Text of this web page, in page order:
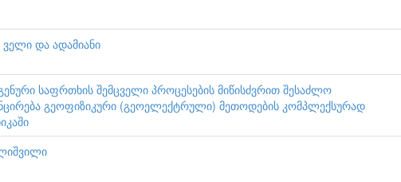
ველი და ადამიანი
საფრთხის შემცველი პროცესების მიწისძვრით შესაძლო
გეოფიზიკური (გეოელექტრული) მეთოდების კომპლექსურად